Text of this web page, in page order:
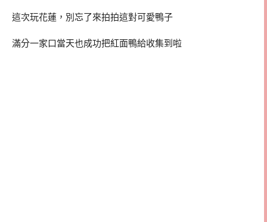
這次玩花蓮，別忘了來拍拍這對可愛鴨子
滿分一家口當天也成功把紅面鴨給收集到啦